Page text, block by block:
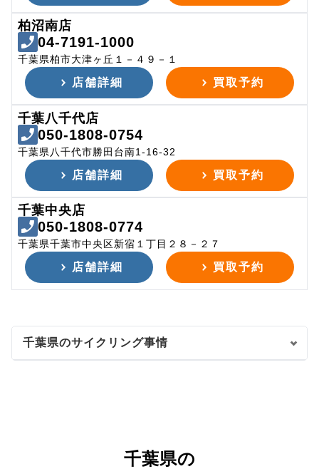
柏沼南店
04-7191-1000
千葉県柏市大津ヶ丘１－４９－１
店舗詳細 買取予約
千葉八千代店
050-1808-0754
千葉県八千代市勝田台南1-16-32
店舗詳細 買取予約
千葉中央店
050-1808-0774
千葉県千葉市中央区新宿１丁目２８－２７
店舗詳細 買取予約
千葉県のサイクリング事情
千葉県の